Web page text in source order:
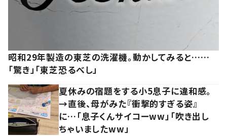
昭和29年製造の東芝の洗濯機。動かしてみると……
「驚き」「東芝恐るべし」
夏休みの宿題をする小5息子に違和感。
→直後、母がみた『衝撃的すぎる姿』
に…「息子くんサイコーww」「吹き出し
ちゃいましたww」